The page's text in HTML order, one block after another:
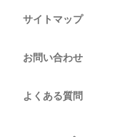
サイトマップ
お問い合わせ
よくある質問